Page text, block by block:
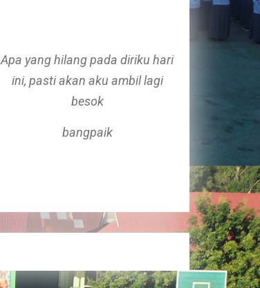
Apa yang hilang pada diriku hari
ini, pasti akan aku ambil lagi
besok
bangpaik